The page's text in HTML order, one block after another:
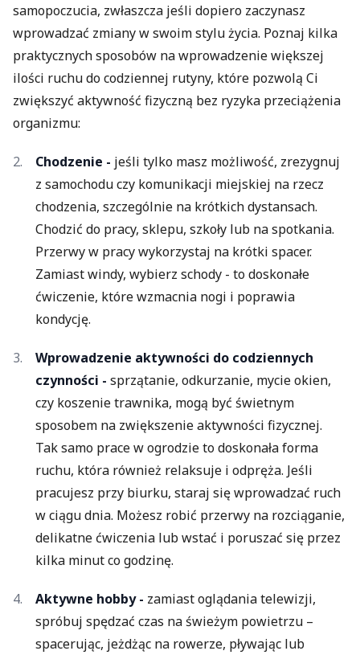
samopoczucia, zwłaszcza jeśli dopiero zaczynasz
wprowadzać zmiany w swoim stylu życia. Poznaj kilka
praktycznych sposobów na wprowadzenie większej
ilości ruchu do codziennej rutyny, które pozwolą Ci
zwiększyć aktywność fizyczną bez ryzyka przeciążenia
organizmu:
Chodzenie - jeśli tylko masz możliwość, zrezygnuj
z samochodu czy komunikacji miejskiej na rzecz
chodzenia, szczególnie na krótkich dystansach.
Chodzić do pracy, sklepu, szkoły lub na spotkania.
Przerwy w pracy wykorzystaj na krótki spacer.
Zamiast windy, wybierz schody - to doskonałe
ćwiczenie, które wzmacnia nogi i poprawia
kondycję.
Wprowadzenie aktywności do codziennych
czynności - sprzątanie, odkurzanie, mycie okien,
czy koszenie trawnika, mogą być świetnym
sposobem na zwiększenie aktywności fizycznej.
Tak samo prace w ogrodzie to doskonała forma
ruchu, która również relaksuje i odpręża. Jeśli
pracujesz przy biurku, staraj się wprowadzać ruch
w ciągu dnia. Możesz robić przerwy na rozciąganie,
delikatne ćwiczenia lub wstać i poruszać się przez
kilka minut co godzinę.
Aktywne hobby - zamiast oglądania telewizji,
spróbuj spędzać czas na świeżym powietrzu –
spacerując, jeżdżąc na rowerze, pływając lub